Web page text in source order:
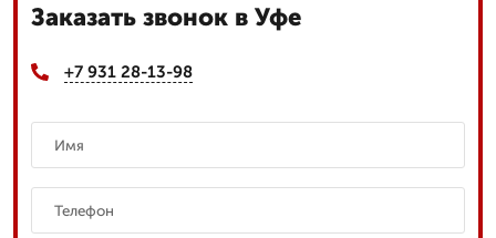
Заказать звонок в Уфе
+7 931 28-13-98